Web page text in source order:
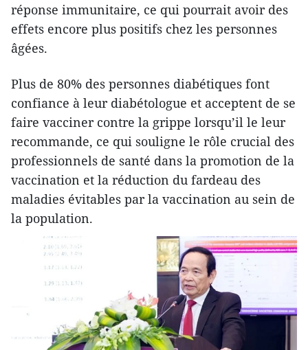
réponse immunitaire, ce qui pourrait avoir des
effets encore plus positifs chez les personnes
âgées.
Plus de 80% des personnes diabétiques font
confiance à leur diabétologue et acceptent de se
faire vacciner contre la grippe lorsqu’il le leur
recommande, ce qui souligne le rôle crucial des
professionnels de santé dans la promotion de la
vaccination et la réduction du fardeau des
maladies évitables par la vaccination au sein de
la population.